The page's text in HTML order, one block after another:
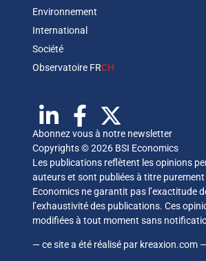
Environnement
International
Société
Observatoire FRCH
Abonnez vous à notre newsletter
Copyrights © 2026 BSI Economics
Les publications reflètent les opinions
auteurs et sont publiées à titre
Economics ne garantit pas l’exactitude
l’exhaustivité des publications. Ces
modifiées à tout moment sans
— ce site a été réalisé par kreaxion.com